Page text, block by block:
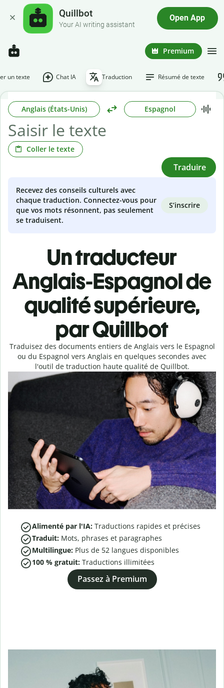
Quillbot
Your AI writing assistant
Open App
Premium
un texte Chat IA Traduction Résumé de texte
Anglais (États-Unis) Espagnol
Coller le texte
Traduire
Recevez des conseils culturels avec
chaque traduction. Connectez-vous pour
que vos mots résonnent, pas seulement
se traduisent.
S’inscrire
Un traducteur
Anglais-Espagnol de
qualité supérieure,
par Quillbot
Traduisez des documents entiers de Anglais vers le Espagnol
ou du Espagnol vers Anglais en quelques secondes avec
l'outil de traduction haute qualité de Quillbot.
Alimenté par l'IA: Traductions rapides et précises
Traduit: Mots, phrases et paragraphes
Multilingue: Plus de 52 langues disponibles
100 % gratuit: Traductions illimitées
Passez à Premium